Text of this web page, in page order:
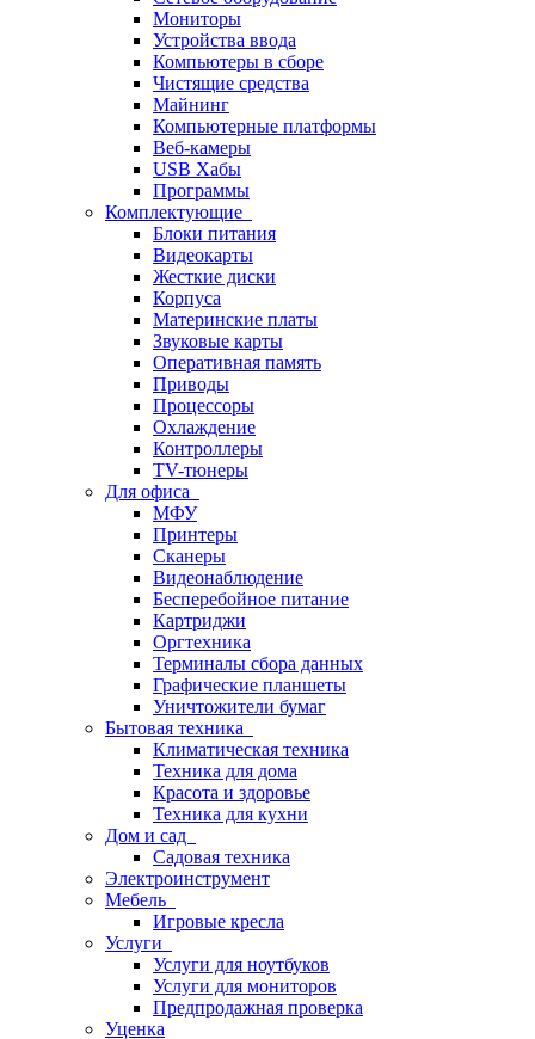
Мониторы
Устройства ввода
Компьютеры в сборе
Чистящие средства
Майнинг
Компьютерные платформы
Веб-камеры
USB Хабы
Программы
Комплектующие
Блоки питания
Видеокарты
Жесткие диски
Корпуса
Материнские платы
Звуковые карты
Оперативная память
Приводы
Процессоры
Охлаждение
Контроллеры
TV-тюнеры
Для офиса
МФУ
Принтеры
Сканеры
Видеонаблюдение
Бесперебойное питание
Картриджи
Оргтехника
Терминалы сбора данных
Графические планшеты
Уничтожители бумаг
Бытовая техника
Климатическая техника
Техника для дома
Красота и здоровье
Техника для кухни
Дом и сад
Садовая техника
Электроинструмент
Мебель
Игровые кресла
Услуги
Услуги для ноутбуков
Услуги для мониторов
Предпродажная проверка
Уценка